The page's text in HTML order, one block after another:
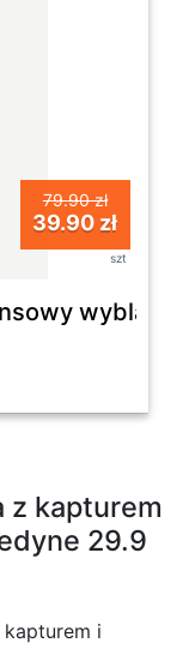
79.90 zł
39.90 zł
szt
wyblakły
z kapturem
29.9
i